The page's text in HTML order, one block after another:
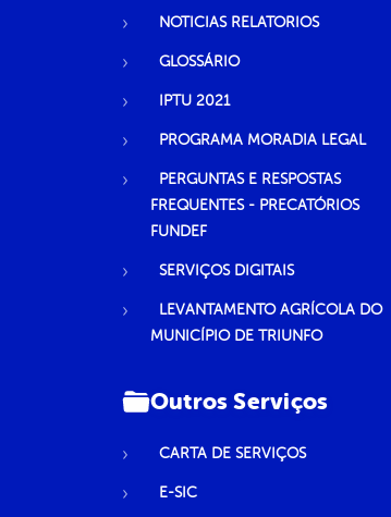
NOTICIAS RELATORIOS
GLOSSÁRIO
IPTU 2021
PROGRAMA MORADIA LEGAL
PERGUNTAS E RESPOSTAS
FREQUENTES - PRECATÓRIOS
FUNDEF
SERVIÇOS DIGITAIS
LEVANTAMENTO AGRÍCOLA DO
MUNICÍPIO DE TRIUNFO
Outros Serviços
CARTA DE SERVIÇOS
E-SIC